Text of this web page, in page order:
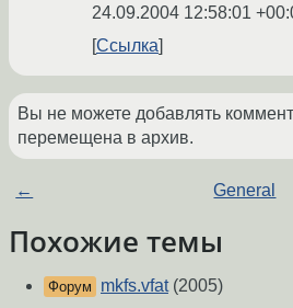
24.09.2004 12:58:01
Ссылка
Вы не можете добавлять
перемещена в архив.
← General
Похожие темы
Форум mkfs.vfat(2005)